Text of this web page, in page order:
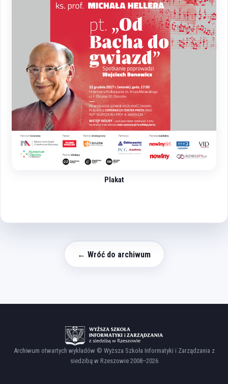
Plakat
← Wróć do archiwum
Archiwum otwartych wykładów © Wyższa Szkoła Informatyki i Zarządzania z
siedzibą w Rzeszowie 2008–2026